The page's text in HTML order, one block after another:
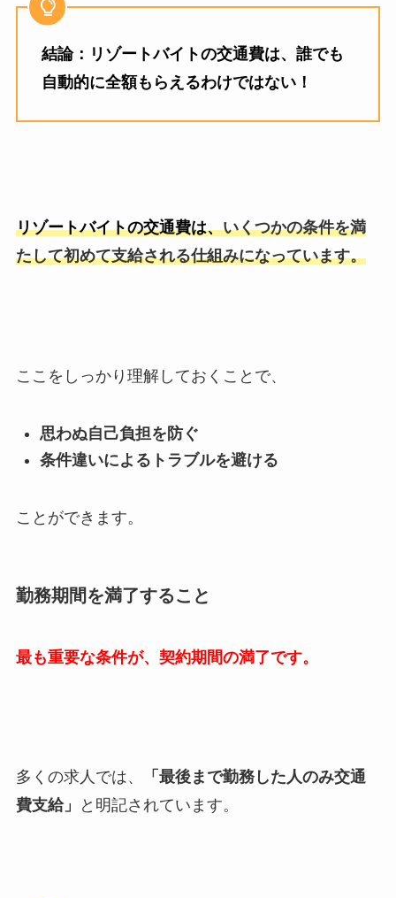
結論：リゾートバイトの交通費は、誰でも
自動的に全額もらえるわけではない！
リゾートバイトの交通費は、いくつかの条件を満
たして初めて支給される仕組みになっています。
ここをしっかり理解しておくことで、
思わぬ自己負担を防ぐ
条件違いによるトラブルを避ける
ことができます。
勤務期間を満了すること
最も重要な条件が、契約期間の満了です。
多くの求人では、
「最後まで勤務した人のみ交通
費支給」
と明記されています。